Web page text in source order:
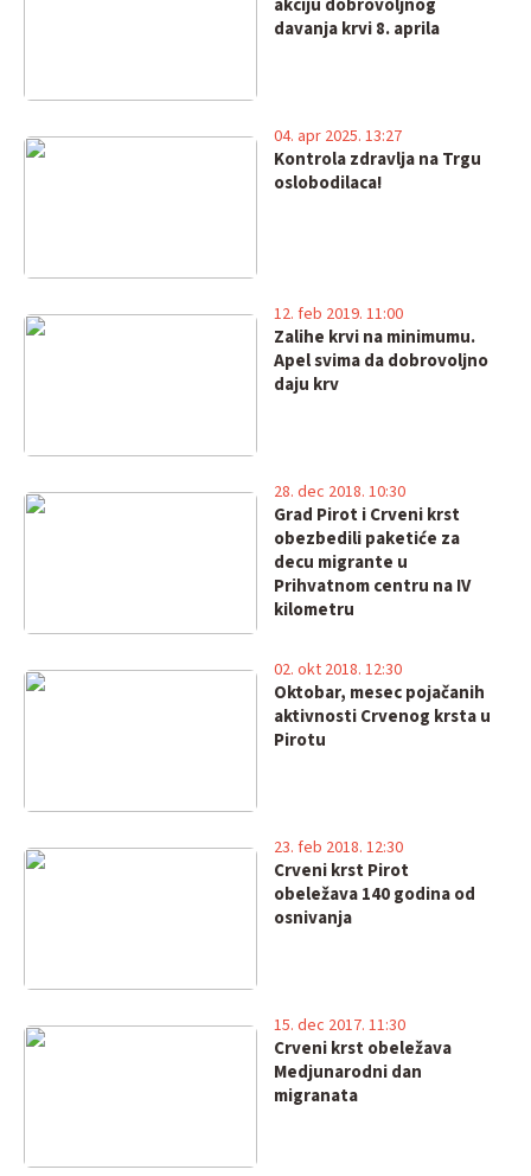
akciju dobrovoljnog
davanja krvi 8. aprila
Kontrola zdravlja na Trgu
oslobodilaca!
04. apr 2025. 13:27
Zalihe krvi na minimumu.
Apel svima da dobrovoljno
daju krv
12. feb 2019. 11:00
Grad Pirot i Crveni krst
obezbedili paketiće za
decu migrante u
Prihvatnom centru na IV
kilometru
28. dec 2018. 10:30
Oktobar, mesec pojačanih
aktivnosti Crvenog krsta u
Pirotu
02. okt 2018. 12:30
Crveni krst Pirot
obeležava 140 godina od
osnivanja
23. feb 2018. 12:30
Crveni krst obeležava
Medjunarodni dan
migranata
15. dec 2017. 11:30